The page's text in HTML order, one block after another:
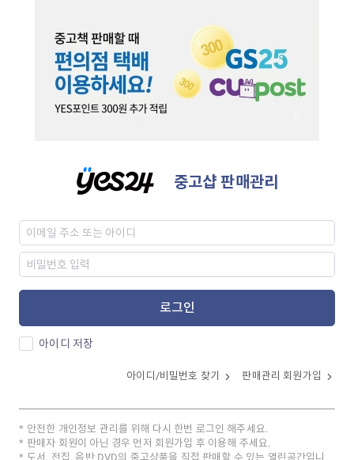
중고샵 판매관리
로그인
아이디 저장
아이디/비밀번호 찾기 판매관리 회원가입
안전한 개인정보 관리를 위해 다시 한번 로그인 해주세요.
판매자 회원이 아닌 경우 먼저 회원가입 후 이용해 주세요.
도서, 전집, 음반 DVD의 중고상품을 직접 판매할 수 있는 열린공간입니